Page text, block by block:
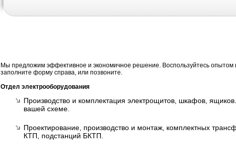
Мы предложим эффективное и экономичное решение. Воспользуйтесь опытом
заполните форму справа, или позвоните.
Отдел электрооборудования
Производство и комплектация электрощитов, шкафов,
вашей схеме.
Проектирование, производство и монтаж, комплектных
КТП, подстанций БКТП.